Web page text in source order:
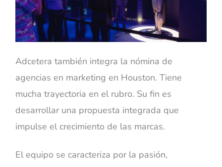
Adcetera también integra la nómina de
agencias en marketing en Houston. Tiene
mucha trayectoria en el rubro. Su fin es
desarrollar una propuesta integrada que
impulse el crecimiento de las marcas.
El equipo se caracteriza por la pasión,